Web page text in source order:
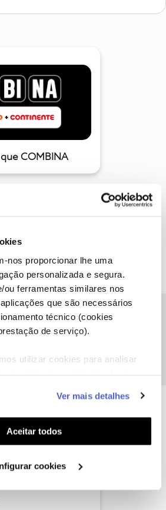
nos proporcionar lhe uma
personalizada e segura.
ou ferramentas similares nos
que são necessários
técnico (cookies
de serviço).
utilizar cookies para analisar
de personalização e
anúncios aos seus interesses
personalizada). Pode gerir a
clicando em "Configurar
Ver mais detalhes
Aceitar todos
cookies
COMBINA
de julho
de julho